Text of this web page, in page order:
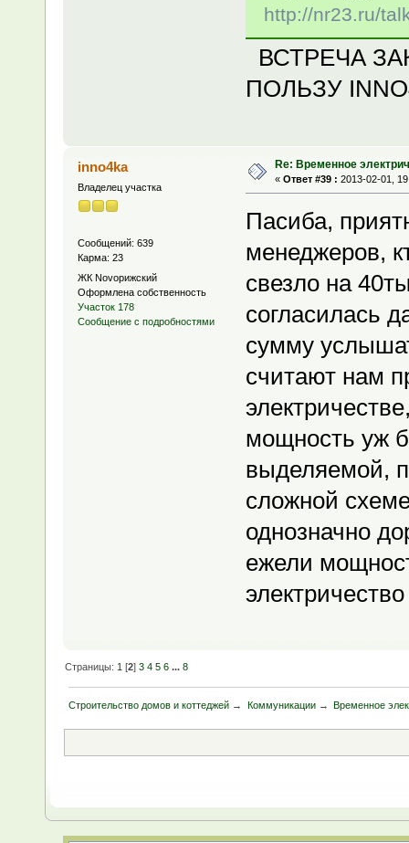
http://nr23.ru/
ВСТРЕЧА
ПОЛЬЗУ
inno4ka
Владелец участка
Сообщений: 639
Карма: 23
ЖК Novoрижский
Оформлена собственность
Участок 178
Сообщение с подробностями
Re: Временное
« Ответ #39 : 2013-02-01,
Пасиба,
менеджеров,
свезло на
согласилась
сумму
считают нам
мощность уж
выделяемой,
сложной
однозначно
ежели
Страницы: 1 [2]3 4 5 6 ...8
Строительство домов и коттеджей → Коммуникации→ Временное